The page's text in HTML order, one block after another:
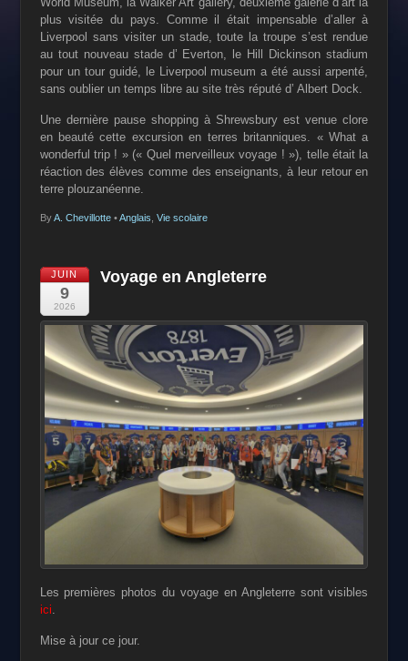
plus visitée du pays. Comme il était impensable d’aller à
Liverpool sans visiter un stade, toute la troupe s’est rendue
au tout nouveau stade d’ Everton, le Hill Dickinson stadium
pour un tour guidé, le Liverpool museum a été aussi arpenté,
sans oublier un temps libre au site très réputé d’ Albert Dock.
Une dernière pause shopping à Shrewsbury est venue clore
en beauté cette excursion en terres britanniques. « What a
wonderful trip ! » (« Quel merveilleux voyage ! »), telle était la
réaction des élèves comme des enseignants, à leur retour en
terre plouzanéenne.
ByA. Chevillotte• Anglais Vie scolaire
JUIN
9
2026
Voyage en Angleterre
Les premières photos du voyage en Angleterre sont visibles
ici
Mise à jour ce jour.